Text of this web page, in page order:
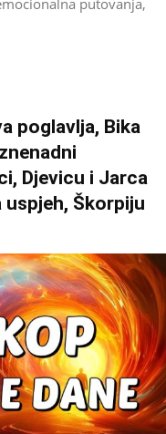
poglavlja, Bika
Djevicu i Jarca
Škorpiju